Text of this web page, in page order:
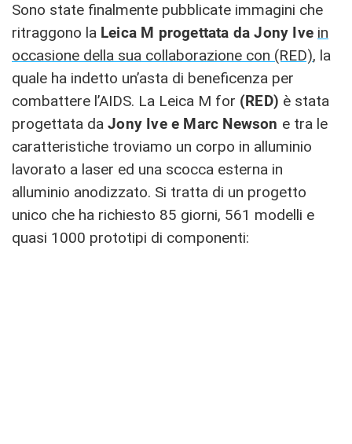
Sono state finalmente pubblicate immagini che
ritraggono la Leica M progettata da Jony Ive in
occasione della sua collaborazione con (RED), la
quale ha indetto un’asta di beneficenza per
combattere l’AIDS. La Leica M for (RED) è stata
progettata da Jony Ive e Marc Newson e tra le
caratteristiche troviamo un corpo in alluminio
lavorato a laser ed una scocca esterna in
alluminio anodizzato. Si tratta di un progetto
unico che ha richiesto 85 giorni, 561 modelli e
quasi 1000 prototipi di componenti: